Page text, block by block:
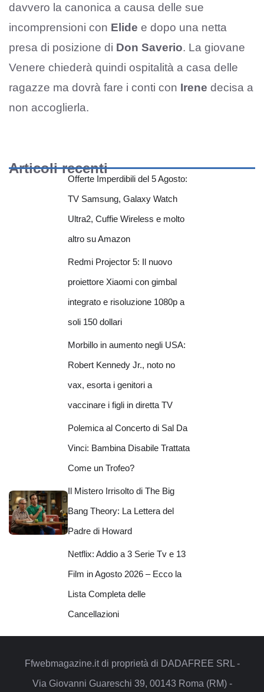
davvero la canonica a causa delle sue
incomprensioni con Elide e dopo una netta
presa di posizione di Don Saverio. La giovane
Venere chiederà quindi ospitalità a casa delle
ragazze ma dovrà fare i conti con Irene decisa a
non accoglierla.
Articoli recenti
Offerte Imperdibili del 5 Agosto:
TV Samsung, Galaxy Watch
Ultra2, Cuffie Wireless e molto
altro su Amazon
Redmi Projector 5: Il nuovo
proiettore Xiaomi con gimbal
integrato e risoluzione 1080p a
soli 150 dollari
Morbillo in aumento negli USA:
Robert Kennedy Jr., noto no
vax, esorta i genitori a
vaccinare i figli in diretta TV
Polemica al Concerto di Sal Da
Vinci: Bambina Disabile Trattata
Come un Trofeo?
Il Mistero Irrisolto di The Big
Bang Theory: La Lettera del
Padre di Howard
Netflix: Addio a 3 Serie Tv e 13
Film in Agosto 2026 – Ecco la
Lista Completa delle
Cancellazioni
Ffwebmagazine.it di proprietà di DADAFREE SRL -
Via Giovanni Guareschi 39, 00143 Roma (RM) -